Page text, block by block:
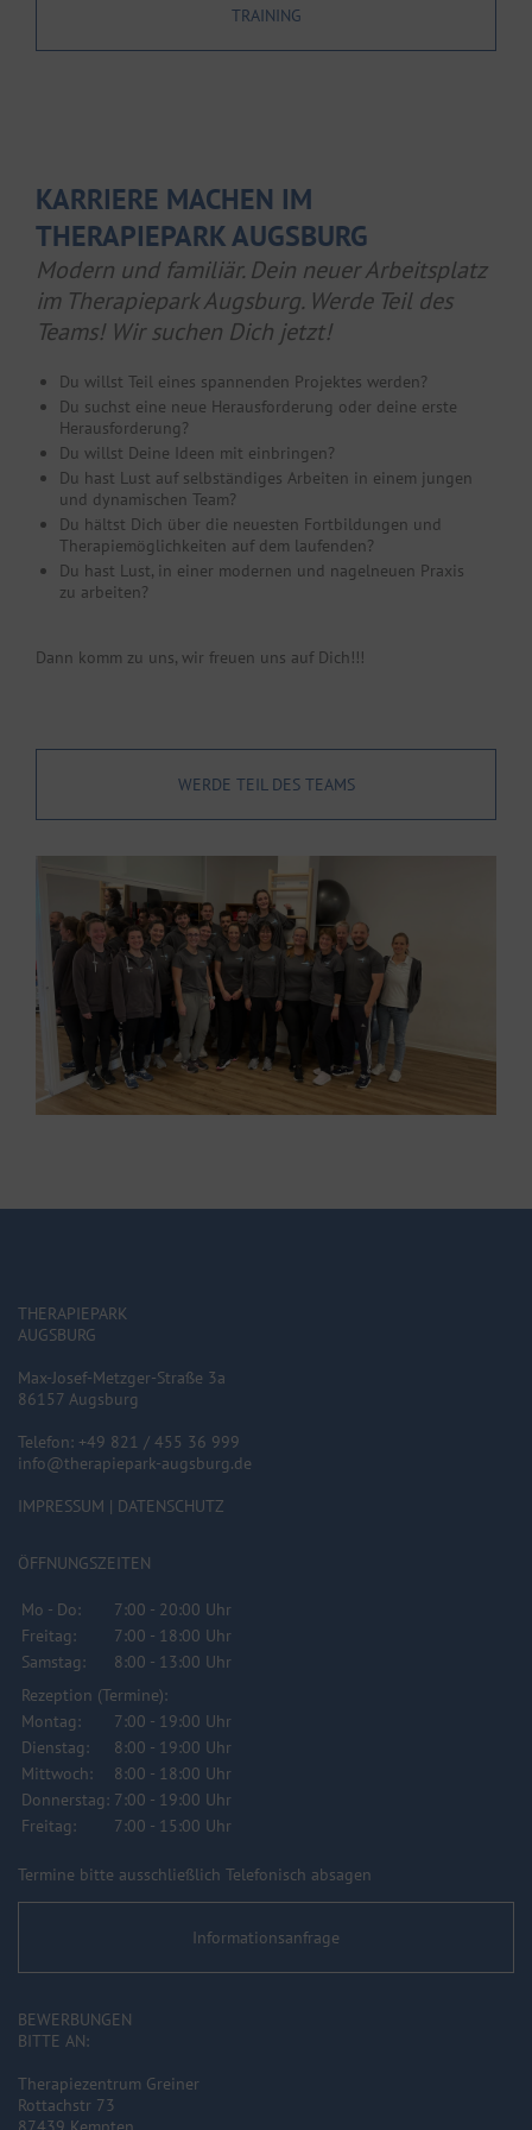
TRAINING
KARRIERE MACHEN IM
THERAPIEPARK AUGSBURG
Modern und familiär. Dein neuer Arbeitsplatz
im Therapiepark Augsburg. Werde Teil des
Teams! Wir suchen Dich jetzt!
Du willst Teil eines spannenden Projektes werden?
Du suchst eine neue Herausforderung oder deine erste
Herausforderung?
Du willst Deine Ideen mit einbringen?
Du hast Lust auf selbständiges Arbeiten in einem jungen
und dynamischen Team?
Du hältst Dich über die neuesten Fortbildungen und
Therapiemöglichkeiten auf dem laufenden?
Du hast Lust, in einer modernen und nagelneuen Praxis
zu arbeiten?
Dann komm zu uns, wir freuen uns auf Dich!!!
WERDE TEIL DES TEAMS
THERAPIEPARK
AUGSBURG
Max-Josef-Metzger-Straße 3a
86157 Augsburg
Telefon: +49 821 / 455 36 999
info@therapiepark-augsburg.de
IMPRESSUM | DATENSCHUTZ
ÖFFNUNGSZEITEN
Mo - Do:
7:00 - 20:00 Uhr
Freitag:
7:00 - 18:00 Uhr
Samstag:
8:00 - 13:00 Uhr
Rezeption (Termine):
Montag:
7:00 - 19:00 Uhr
Dienstag:
8:00 - 19:00 Uhr
Mittwoch:
8:00 - 18:00 Uhr
Donnerstag: 7:00 - 19:00 Uhr
Freitag:
7:00 - 15:00 Uhr
Termine bitte ausschließlich Telefonisch absagen
Informationsanfrage
BEWERBUNGEN
BITTE AN:
Therapiezentrum Greiner
Rottachstr 73